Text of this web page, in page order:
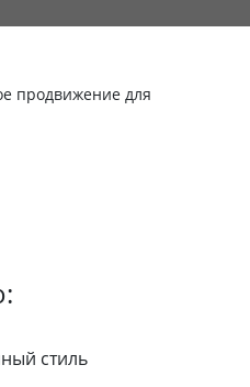
продвижение для
стиль